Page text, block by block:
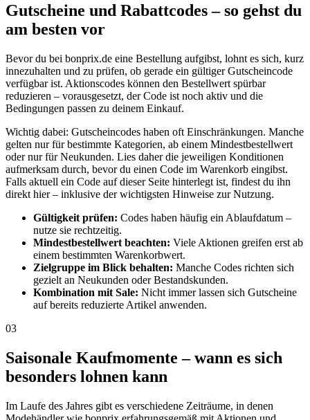
Gutscheine und Rabattcodes – so gehst du
am besten vor
Bevor du bei bonprix.de eine Bestellung aufgibst, lohnt es sich, kurz
innezuhalten und zu prüfen, ob gerade ein gültiger Gutscheincode
verfügbar ist. Aktionscodes können den Bestellwert spürbar
reduzieren – vorausgesetzt, der Code ist noch aktiv und die
Bedingungen passen zu deinem Einkauf.
Wichtig dabei: Gutscheincodes haben oft Einschränkungen. Manche
gelten nur für bestimmte Kategorien, ab einem Mindestbestellwert
oder nur für Neukunden. Lies daher die jeweiligen Konditionen
aufmerksam durch, bevor du einen Code im Warenkorb eingibst.
Falls aktuell ein Code auf dieser Seite hinterlegt ist, findest du ihn
direkt hier – inklusive der wichtigsten Hinweise zur Nutzung.
Gültigkeit prüfen: Codes haben häufig ein Ablaufdatum –
nutze sie rechtzeitig.
Mindestbestellwert beachten: Viele Aktionen greifen erst ab
einem bestimmten Warenkorbwert.
Zielgruppe im Blick behalten: Manche Codes richten sich
gezielt an Neukunden oder Bestandskunden.
Kombination mit Sale: Nicht immer lassen sich Gutscheine
auf bereits reduzierte Artikel anwenden.
03
Saisonale Kaufmomente – wann es sich
besonders lohnen kann
Im Laufe des Jahres gibt es verschiedene Zeiträume, in denen